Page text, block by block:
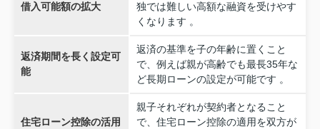
借入可能額の拡大
独では難しい高額な融資を受けやす
くなります 。
返済期間を長く設定可
能
返済の基準を子の年齢に置くこと
で、例えば親が高齢でも最長35年な
ど長期ローンの設定が可能です 。
住宅ローン控除の活用
親子それぞれが契約者となること
で、住宅ローン控除の適用を双方が